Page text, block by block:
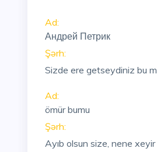
Ad:
Андрей Петрик
Şərh:
Sizde ere getseydiniz bu
Ad:
ömür bumu
Şərh:
Ayıb olsun size, nene